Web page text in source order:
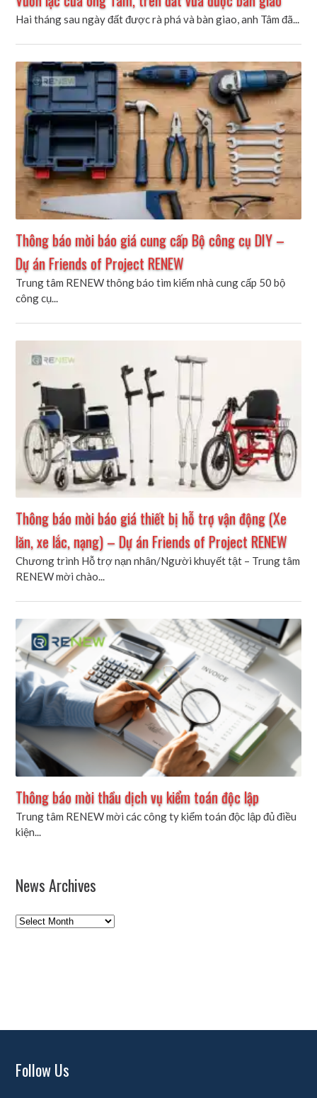
Hai tháng sau ngày đất được rà phá và bàn giao, anh Tâm đã...
Thông báo mời báo giá cung cấp Bộ công cụ DIY –
Dự án Friends of Project RENEW
Trung tâm RENEW thông báo tìm kiếm nhà cung cấp 50 bộ
công cụ...
Thông báo mời báo giá thiết bị hỗ trợ vận động (Xe
lăn, xe lắc, nạng) – Dự án Friends of Project RENEW
Chương trình Hỗ trợ nạn nhân/Người khuyết tật – Trung tâm
RENEW mời chào...
Thông báo mời thầu dịch vụ kiểm toán độc lập
Trung tâm RENEW mời các công ty kiểm toán độc lập đủ điều
kiện...
News Archives
News
Follow Us